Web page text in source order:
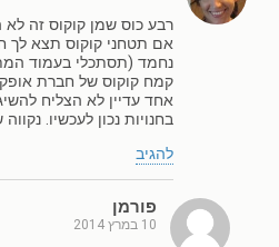
רבע כוס שמן קוקוס זה לא
אם תטחני קוקוס תצא לך
נחמד (תסתכלי בעמוד
קמח קוקוס של חברת
אחד עדיין לא הצליח
בחנויות נכון לעכשיו.
להגיב
פורמן
10 במרץ 2014